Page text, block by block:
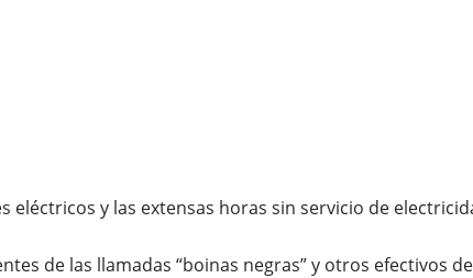
y las extensas horas sin servicio de
de las llamadas “boinas negras” y otros efectivos